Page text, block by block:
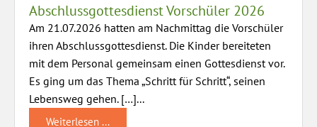
Abschlussgottesdienst Vorschüler 2026
Am 21.07.2026 hatten am Nachmittag die Vorschüler
ihren Abschlussgottesdienst. Die Kinder bereiteten
mit dem Personal gemeinsam einen Gottesdienst vor.
Es ging um das Thema „Schritt für Schritt“, seinen
Lebensweg gehen. […]...
Weiterlesen ...